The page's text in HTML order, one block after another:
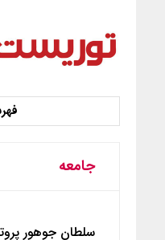
جامعه
سلطان جوهور